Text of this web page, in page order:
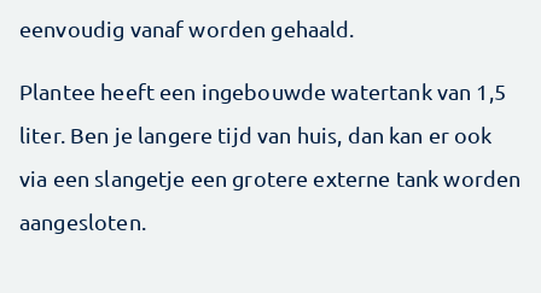
eenvoudig vanaf worden gehaald.
Plantee heeft een ingebouwde watertank van 1,5
liter. Ben je langere tijd van huis, dan kan er ook
via een slangetje een grotere externe tank worden
aangesloten.